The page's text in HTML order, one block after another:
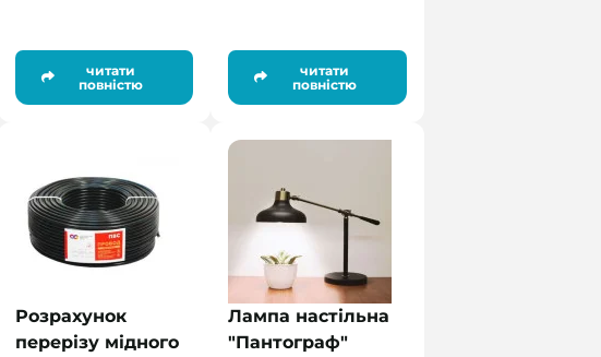
читати
повністю
читати
повністю
Розрахунок
перерізу мідного
Лампа настільна
"Пантограф"